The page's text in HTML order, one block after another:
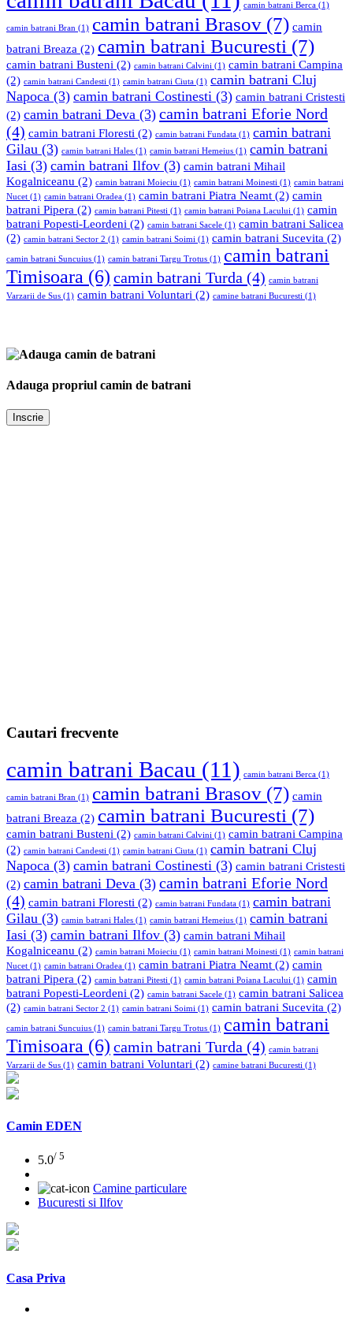
camin batrani Berca (1)
camin batrani Bran (1) camin batrani Brasov (7) camin
batrani Breaza (2) camin batrani Bucuresti (7)
camin batrani Busteni (2) camin batrani Calvini (1) camin batrani Campina
(2) camin batrani Candesti (1) camin batrani Ciuta (1) camin batrani Cluj
Napoca (3) camin batrani Costinesti (3) camin batrani Cristesti
(2) camin batrani Deva (3) camin batrani Eforie Nord
(4) camin batrani Floresti (2) camin batrani Fundata (1) camin batrani
Gilau (3) camin batrani Hales (1) camin batrani Hemeius (1) camin batrani
Iasi (3) camin batrani Ilfov (3) camin batrani Mihail
Kogalniceanu (2) camin batrani Moieciu (1) camin batrani Moinesti (1) camin batrani
Nucet (1) camin batrani Oradea (1) camin batrani Piatra Neamt (2) camin
batrani Pipera (2) camin batrani Pitesti (1) camin batrani Poiana Lacului (1) camin
batrani Popesti-Leordeni (2) camin batrani Sacele (1) camin batrani Salicea
(2) camin batrani Sector 2 (1) camin batrani Soimi (1) camin batrani Sucevita (2)
camin batrani Suncuius (1) camin batrani Targu Trotus (1) camin batrani
Timisoara (6) camin batrani Turda (4) camin batrani
Varzarii de Sus (1) camin batrani Voluntari (2) camine batrani Bucuresti (1)
Adauga propriul camin de batrani
Inscrie
Cautari frecvente
camin batrani Bacau (11) camin batrani Berca (1)
camin batrani Bran (1) camin batrani Brasov (7) camin
batrani Breaza (2) camin batrani Bucuresti (7)
camin batrani Busteni (2) camin batrani Calvini (1) camin batrani Campina
(2) camin batrani Candesti (1) camin batrani Ciuta (1) camin batrani Cluj
Napoca (3) camin batrani Costinesti (3) camin batrani Cristesti
(2) camin batrani Deva (3) camin batrani Eforie Nord
(4) camin batrani Floresti (2) camin batrani Fundata (1) camin batrani
Gilau (3) camin batrani Hales (1) camin batrani Hemeius (1) camin batrani
Iasi (3) camin batrani Ilfov (3) camin batrani Mihail
Kogalniceanu (2) camin batrani Moieciu (1) camin batrani Moinesti (1) camin batrani
Nucet (1) camin batrani Oradea (1) camin batrani Piatra Neamt (2) camin
batrani Pipera (2) camin batrani Pitesti (1) camin batrani Poiana Lacului (1) camin
batrani Popesti-Leordeni (2) camin batrani Sacele (1) camin batrani Salicea
(2) camin batrani Sector 2 (1) camin batrani Soimi (1) camin batrani Sucevita (2)
camin batrani Suncuius (1) camin batrani Targu Trotus (1) camin batrani
Timisoara (6) camin batrani Turda (4) camin batrani
Varzarii de Sus (1) camin batrani Voluntari (2) camine batrani Bucuresti (1)
Camin EDEN
5.0/ 5
Camine particulare
Bucuresti si Ilfov
Casa Priva